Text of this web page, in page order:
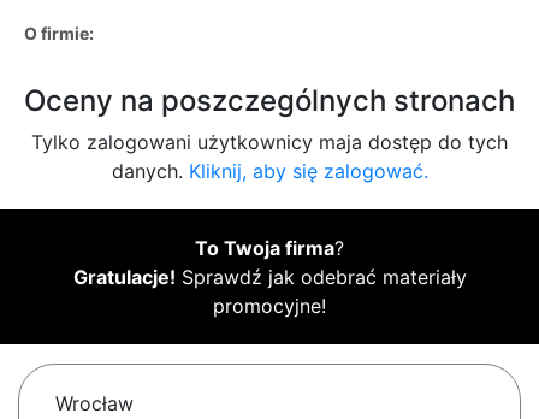
O firmie:
Oceny na poszczególnych stronach
Tylko zalogowani użytkownicy maja dostęp do tych
danych. Kliknij, aby się zalogować.
To Twoja firma?
Gratulacje! Sprawdź jak odebrać materiały
promocyjne!
Wrocław